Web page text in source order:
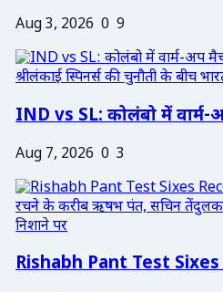
Aug 3, 2026 0 9
IND vs SL: कोलंबो में
Aug 7, 2026 0 3
Rishabh Pant Test Sixes